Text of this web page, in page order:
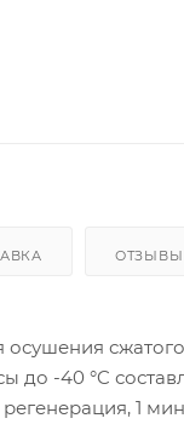
ОТЗЫВЫ
до -40 °C
1